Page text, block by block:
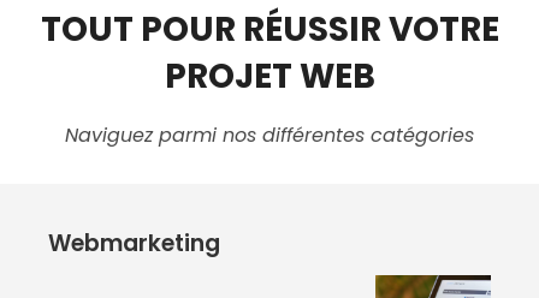
TOUT POUR RÉUSSIR VOTRE
PROJET WEB
Naviguez parmi nos différentes catégories
Webmarketing